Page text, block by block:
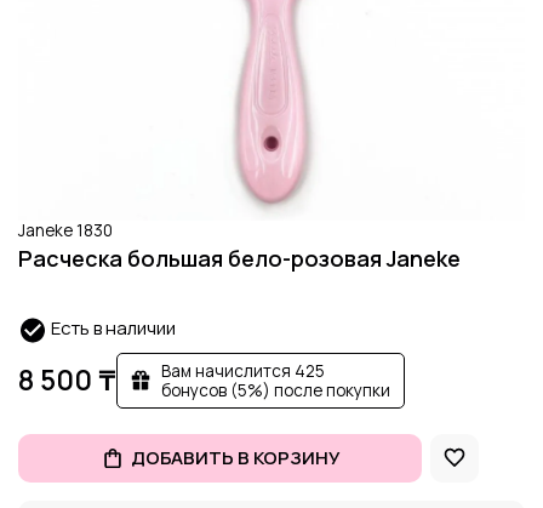
Janeke 1830
Расческа большая бело-розовая Janeke
Есть в наличии
8 500 ₸
Вам начислится 425
бонусов (5%) после покупки
ДОБАВИТЬ В КОРЗИНУ